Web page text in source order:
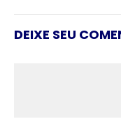
DEIXE SEU